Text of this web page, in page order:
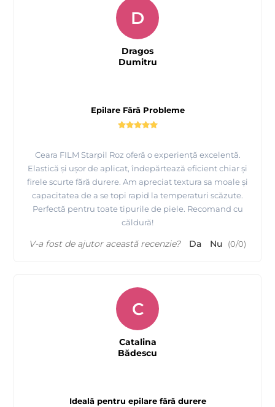
Epilare Fără Probleme
Ceara FILM Starpil Roz oferă o experiență excelentă.
Elastică și ușor de aplicat, îndepărtează eficient chiar și
firele scurte fără durere. Am apreciat textura sa moale și
capacitatea de a se topi rapid la temperaturi scăzute.
Perfectă pentru toate tipurile de piele. Recomand cu
căldură!
D
Dragos
Dumitru
V-a fost de ajutor această recenzie? Da Nu (0/0)
Ideală pentru epilare fără durere
C
Catalina
Bădescu